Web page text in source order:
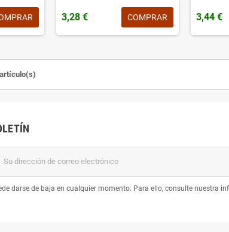
3,28 € COMPRAR 3,44 €
darse de baja en cualquier momento. Para ello, consulte nuestra